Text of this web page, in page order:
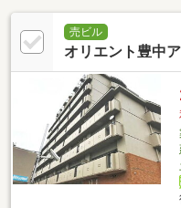
売ビル
オリエント豊中